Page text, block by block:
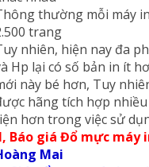
thường mỗi máy
trang
nhiên, hiện nay đa
Hp lại có số bản in ít
này bé hơn, Tuy
hãng tích hợp
hơn trong việc sử
Báo giá Đổ mực máy
Mai